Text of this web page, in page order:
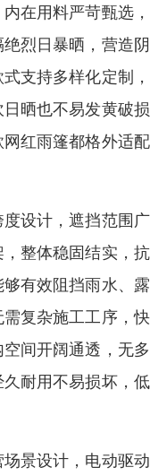
在用料严苛甄选
烈日暴晒，营造
支持多样化定制
晒也不易发黄破
红雨篷都格外适
设计，遮挡范围
整体稳固结实，
有效阻挡雨水、
复杂施工工序，
间开阔通透，无
耐用不易损坏，
景设计，电动驱